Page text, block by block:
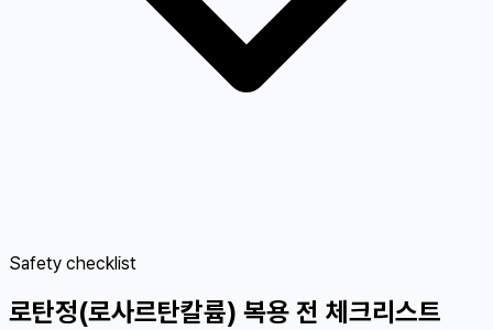
Safety checklist
로탄정(로사르탄칼륨) 복용 전 체크리스트